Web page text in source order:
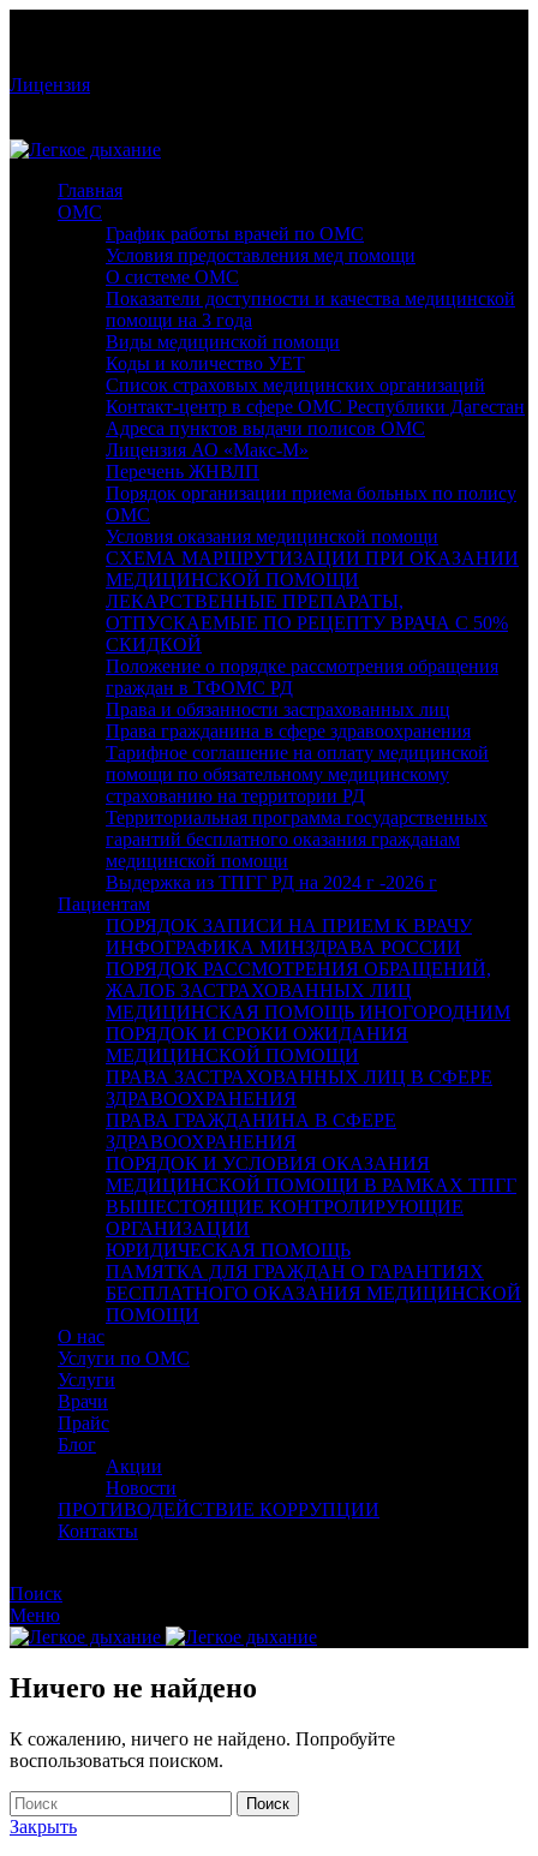
Лицензия
Главная
ОМС
График работы врачей по ОМС
Условия предоставления мед помощи
О системе ОМС
Показатели доступности и качества медицинской
помощи на 3 года
Виды медицинской помощи
Коды и количество УЕТ
Список страховых медицинских организаций
Контакт-центр в сфере ОМС Республики Дагестан
Адреса пунктов выдачи полисов ОМС
Лицензия АО «Макс-М»
Перечень ЖНВЛП
Порядок организации приема больных по полису
ОМС
Условия оказания медицинской помощи
СХЕМА МАРШРУТИЗАЦИИ ПРИ ОКАЗАНИИ
МЕДИЦИНСКОЙ ПОМОЩИ
ЛЕКАРСТВЕННЫЕ ПРЕПАРАТЫ,
ОТПУСКАЕМЫЕ ПО РЕЦЕПТУ ВРАЧА С 50%
СКИДКОЙ
Положение о порядке рассмотрения обращения
граждан в ТФОМС РД
Права и обязанности застрахованных лиц
Права гражданина в сфере здравоохранения
Тарифное соглашение на оплату медицинской
помощи по обязательному медицинскому
страхованию на территории РД
Территориальная программа государственных
гарантий бесплатного оказания гражданам
медицинской помощи
Выдержка из ТПГГ РД на 2024 г -2026 г
Пациентам
ПОРЯДОК ЗАПИСИ НА ПРИЕМ К ВРАЧУ
ИНФОГРАФИКА МИНЗДРАВА РОССИИ
ПОРЯДОК РАССМОТРЕНИЯ ОБРАЩЕНИЙ,
ЖАЛОБ ЗАСТРАХОВАННЫХ ЛИЦ
МЕДИЦИНСКАЯ ПОМОЩЬ ИНОГОРОДНИМ
ПОРЯДОК И СРОКИ ОЖИДАНИЯ
МЕДИЦИНСКОЙ ПОМОЩИ
ПРАВА ЗАСТРАХОВАННЫХ ЛИЦ В СФЕРЕ
ЗДРАВООХРАНЕНИЯ
ПРАВА ГРАЖДАНИНА В СФЕРЕ
ЗДРАВООХРАНЕНИЯ
ПОРЯДОК И УСЛОВИЯ ОКАЗАНИЯ
МЕДИЦИНСКОЙ ПОМОЩИ В РАМКАХ ТПГГ
ВЫШЕСТОЯЩИЕ КОНТРОЛИРУЮЩИЕ
ОРГАНИЗАЦИИ
ЮРИДИЧЕСКАЯ ПОМОЩЬ
ПАМЯТКА ДЛЯ ГРАЖДАН О ГАРАНТИЯХ
БЕСПЛАТНОГО ОКАЗАНИЯ МЕДИЦИНСКОЙ
ПОМОЩИ
О нас
Услуги по ОМС
Услуги
Врачи
Прайс
Блог
Акции
Новости
ПРОТИВОДЕЙСТВИЕ КОРРУПЦИИ
Контакты
Поиск
Меню
Ничего не найдено
К сожалению, ничего не найдено. Попробуйте
воспользоваться поиском.
Поиск
Закрыть